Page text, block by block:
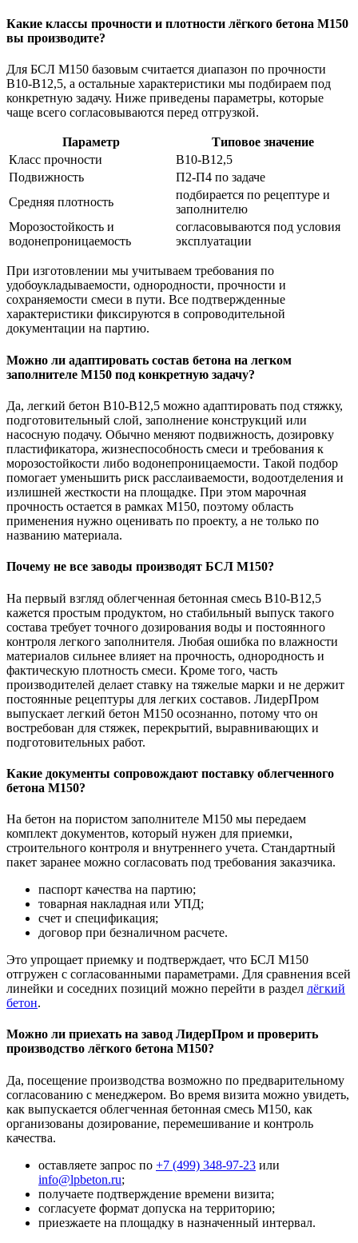
Какие классы прочности и плотности лёгкого бетона М150
вы производите?
Для БСЛ М150 базовым считается диапазон по прочности
В10-В12,5, а остальные характеристики мы подбираем под
конкретную задачу. Ниже приведены параметры, которые
чаще всего согласовываются перед отгрузкой.
Параметр
Типовое значение
Класс прочности
В10-В12,5
Подвижность
П2-П4 по задаче
Средняя плотность
подбирается по рецептуре и
заполнителю
Морозостойкость и
водонепроницаемость
согласовываются под условия
эксплуатации
При изготовлении мы учитываем требования по
удобоукладываемости, однородности, прочности и
сохраняемости смеси в пути. Все подтвержденные
характеристики фиксируются в сопроводительной
документации на партию.
Можно ли адаптировать состав бетона на легком
заполнителе М150 под конкретную задачу?
Да, легкий бетон В10-В12,5 можно адаптировать под стяжку,
подготовительный слой, заполнение конструкций или
насосную подачу. Обычно меняют подвижность, дозировку
пластификатора, жизнеспособность смеси и требования к
морозостойкости либо водонепроницаемости. Такой подбор
помогает уменьшить риск расслаиваемости, водоотделения и
излишней жесткости на площадке. При этом марочная
прочность остается в рамках М150, поэтому область
применения нужно оценивать по проекту, а не только по
названию материала.
Почему не все заводы производят БСЛ М150?
На первый взгляд облегченная бетонная смесь В10-В12,5
кажется простым продуктом, но стабильный выпуск такого
состава требует точного дозирования воды и постоянного
контроля легкого заполнителя. Любая ошибка по влажности
материалов сильнее влияет на прочность, однородность и
фактическую плотность смеси. Кроме того, часть
производителей делает ставку на тяжелые марки и не держит
постоянные рецептуры для легких составов. ЛидерПром
выпускает легкий бетон М150 осознанно, потому что он
востребован для стяжек, перекрытий, выравнивающих и
подготовительных работ.
Какие документы сопровождают поставку облегченного
бетона М150?
На бетон на пористом заполнителе М150 мы передаем
комплект документов, который нужен для приемки,
строительного контроля и внутреннего учета. Стандартный
пакет заранее можно согласовать под требования заказчика.
паспорт качества на партию;
товарная накладная или УПД;
счет и спецификация;
договор при безналичном расчете.
Это упрощает приемку и подтверждает, что БСЛ М150
отгружен с согласованными параметрами. Для сравнения всей
линейки и соседних позиций можно перейти в раздел лёгкий
бетон.
Можно ли приехать на завод ЛидерПром и проверить
производство лёгкого бетона М150?
Да, посещение производства возможно по предварительному
согласованию с менеджером. Во время визита можно увидеть,
как выпускается облегченная бетонная смесь М150, как
организованы дозирование, перемешивание и контроль
качества.
оставляете запрос по +7 (499) 348-97-23 или
info@lpbeton.ru;
получаете подтверждение времени визита;
согласуете формат допуска на территорию;
приезжаете на площадку в назначенный интервал.